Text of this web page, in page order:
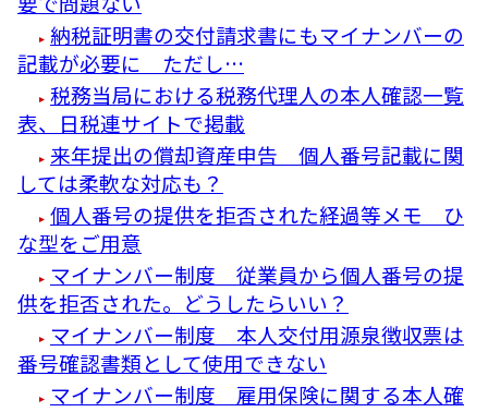
納税証明書の交付請求書にもマイナンバーの
記載が必要に ただし…
税務当局における税務代理人の本人確認一覧
表、日税連サイトで掲載
来年提出の償却資産申告 個人番号記載に関
しては柔軟な対応も？
個人番号の提供を拒否された経過等メモ ひ
な型をご用意
マイナンバー制度 従業員から個人番号の提
供を拒否された。どうしたらいい？
マイナンバー制度 本人交付用源泉徴収票は
番号確認書類として使用できない
マイナンバー制度 雇用保険に関する本人確